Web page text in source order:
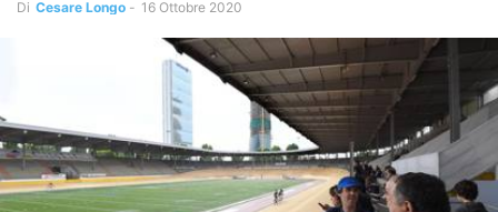
Di Cesare Longo - 16 Ottobre 2020